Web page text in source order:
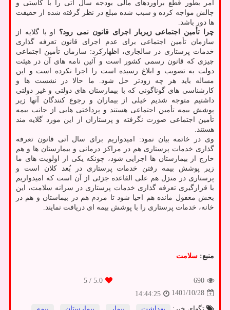
امر بطور قطع برآوردهای مالی بودجه سال آتی را با کاستی و
چالش مواجه کرده و سبب شده مبلغ در نظر گرفته شده از حقیقت
ها دور باشد.
چرا تأمین اجتماعی زیربار اجرای قانون نمی رود؟ او با گلایه از
سازمان تأمین اجتماعی برای عدم اجرای قانون تعرفه گذاری
خدمات پرستاری در سالجاری، اظهارکرد: سازمان تأمین اجتماعی
چیزی که قانون رسمی کشور است و آئین نامه های آن در هیئت
دولت به تصویب و ابلاغ رسیده است را اجرا نکرده است و این
مساله باید هر چه زودتر حل شود. ما حالا در نشست ها و
کارشناسی های گوناگونی که با بیمارستان های دولتی و غیر دولتی
داشتیم متوجه شدیم خیلی از بیماران و رجوع کنندگان آنها زیر
پوشش بیمه تأمین اجتماعی هستند و پرداختی هایی از جانب بیمه
تأمین اجتماعی صورت نگرفته و پرستاران از این مورد گلایه مند
هستند.
وی در خاتمه بیان نمود: امیدواریم برای سال آتی قانون تعرفه
گذاری خدمات پرستاری هم در مراکز درمانی و بیمارستان ها و هم
خارج از بیمارستان ها اجرایی شود، چونکه یکی از اولویت های ما
زیر پوشش بیمه رفتن خدمات پرستاری در بُعد کلان است و
پرستاری در منزل هم علی القاعده جزئی از آن است که امیدواریم
با قرارگیری تعرفه گذاری خدمات پرستاری در سرانه سلامت، این
بخش مغفول مانده هم احیا شود تا مردم هم در بیماستان و هم در
خانه، خدمات پرستاری را با پوشش بیمه ای دریافت نمایند.
منبع: سلامت
690
5.0
/ 5
1401/10/28
14:44:25